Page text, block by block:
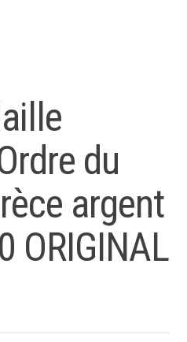
du
argent
ORIGINAL